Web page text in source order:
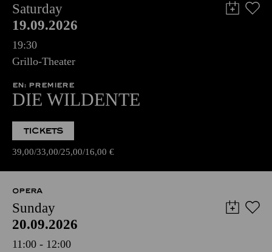
Saturday
19.09.2026
19:30
Grillo-Theater
EN: PREMIERE
DIE WILDENTE
TICKETS
39,00 33,00 25,00 16,00 €
OPERA
Sunday
20.09.2026
11:00 - 12:00